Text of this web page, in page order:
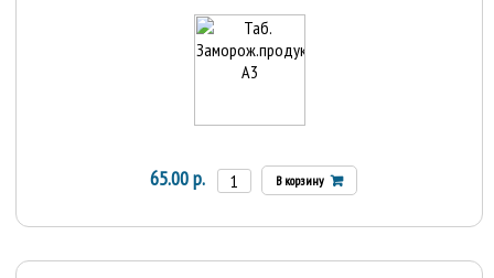
65.00 р. В корзину